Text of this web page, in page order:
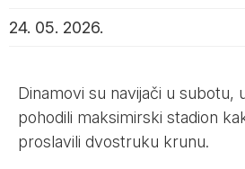
24. 05. 2026.
Dinamovi su navijači u subotu,
pohodili maksimirski stadion
proslavili dvostruku krunu.